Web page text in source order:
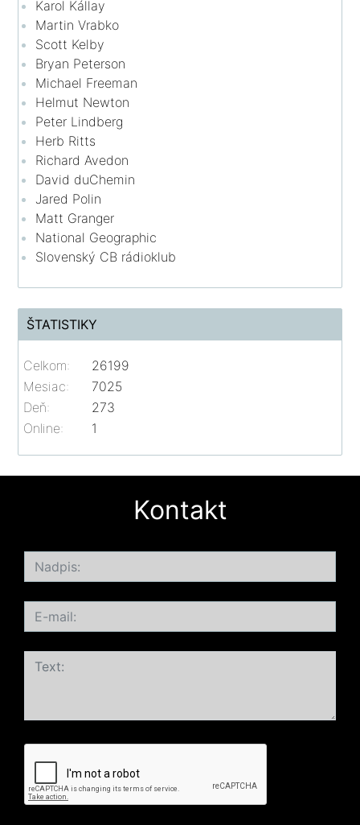
Karol Kállay
Martin Vrabko
Scott Kelby
Bryan Peterson
Michael Freeman
Helmut Newton
Peter Lindberg
Herb Ritts
Richard Avedon
David duChemin
Jared Polin
Matt Granger
National Geographic
Slovenský CB rádioklub
ŠTATISTIKY
Online: 1
Celkom:
26199
Mesiac:
7025
Deň:
273
Kontakt